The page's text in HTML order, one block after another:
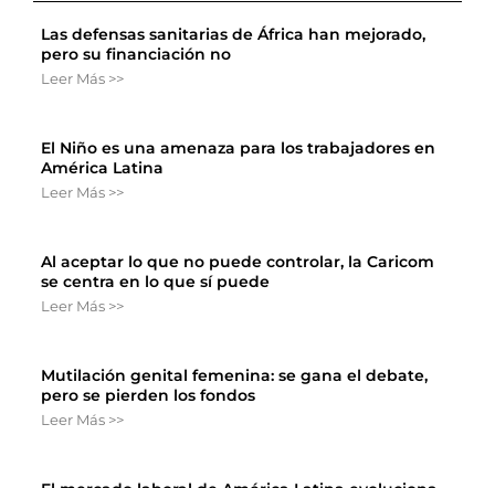
Las defensas sanitarias de África han mejorado,
pero su financiación no
Leer Más >>
El Niño es una amenaza para los trabajadores en
América Latina
Leer Más >>
Al aceptar lo que no puede controlar, la Caricom
se centra en lo que sí puede
Leer Más >>
Mutilación genital femenina: se gana el debate,
pero se pierden los fondos
Leer Más >>